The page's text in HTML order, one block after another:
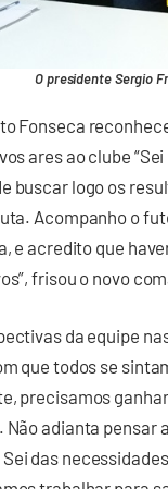
O presidente Sergio
Fonseca
ares ao clube
buscar logo os
Acompanho o
e acredito que
frisou o novo
da equipe
que todos se
precisamos
Não adianta
das